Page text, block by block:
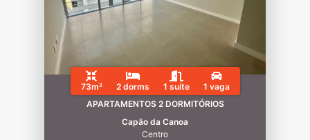
73m² 2 dorms 1 suíte
1 vaga
APARTAMENTOS 2 DORMITÓRIOS
Capão da Canoa
Centro